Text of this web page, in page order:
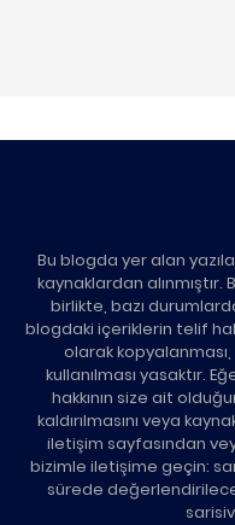
Bu blogda yer alan
kaynaklardan
birlikte, bazı
blogdaki içeriklerin telif
olarak
kullanılması yasaktır.
hakkının size ait
kaldırılmasını veya
iletişim sayfasından
bizimle iletişime geçin:
sürede